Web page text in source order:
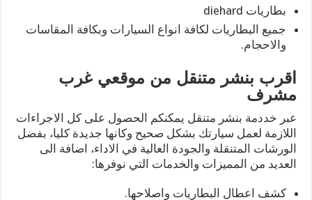
بطاريات diehard
جميع البطاريات لكافة انواع السيارات وبكافة المقاسات
والاحجام.
اقرب بنشر متنقل من موقعي غرب
مشرف
عبر خددمة بنشر متنقل يمكنكم الحصول على كل الاجراءات
اللازمة لعمل سيارتك بشكل صحيح وكانها جديدة كليا، بفضل
الورشات المتنقلة والجودة العالية في الاداء، اضافة الى
العديد من المميزات والخدمات التي نوفرها:
كشف اعطال البطاريات واصلاحها.